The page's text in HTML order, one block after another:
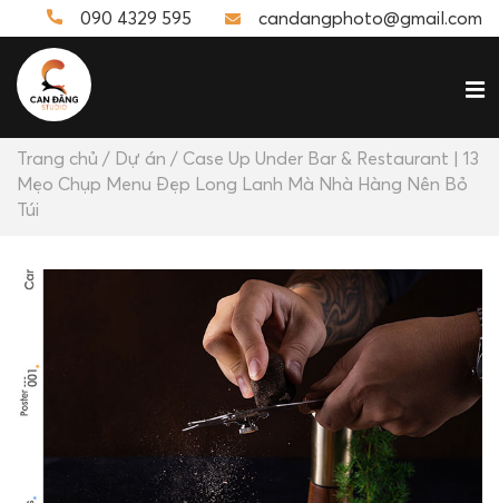
090 4329 595 candangphoto@gmail.com
Trang chủ / Dự án / Case Up Under Bar & Restaurant | 13
Mẹo Chụp Menu Đẹp Long Lanh Mà Nhà Hàng Nên Bỏ
Túi